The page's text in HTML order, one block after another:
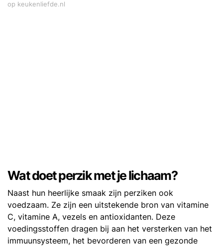
op keukenliefde.nl
Wat doet perzik met je lichaam?
Naast hun heerlijke smaak zijn perziken ook
voedzaam. Ze zijn een uitstekende bron van vitamine
C, vitamine A, vezels en antioxidanten. Deze
voedingsstoffen dragen bij aan het versterken van het
immuunsysteem, het bevorderen van een gezonde